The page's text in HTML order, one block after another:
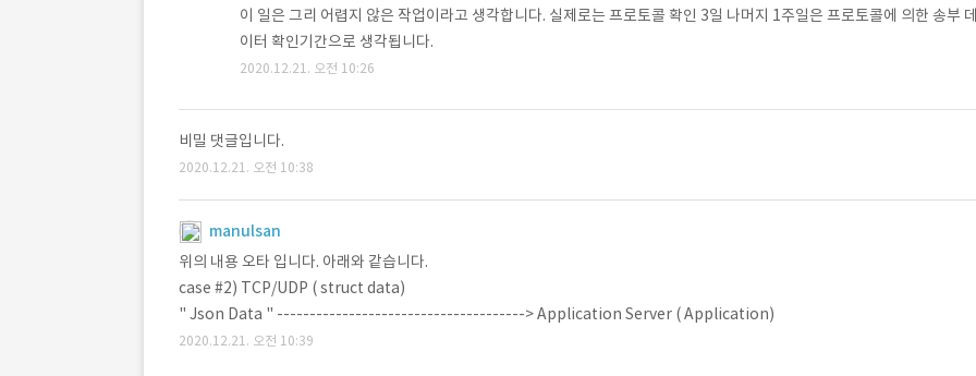
이 일은 그리 어렵지 않은 작업이라고 생각합니다. 실제로는 프로토콜 확인 3일 나머지 1주일은 프로토콜에 의한 송부
이터 확인기간으로 생각됩니다.
2020.12.21. 오전 10:26
비밀 댓글입니다.
2020.12.21. 오전 10:38
manulsan
위의 내용 오타 입니다. 아래와 같습니다.
case #2) TCP/UDP ( struct data)
" Json Data " --------------------------------------> Application Server ( Application)
2020.12.21. 오전 10:39